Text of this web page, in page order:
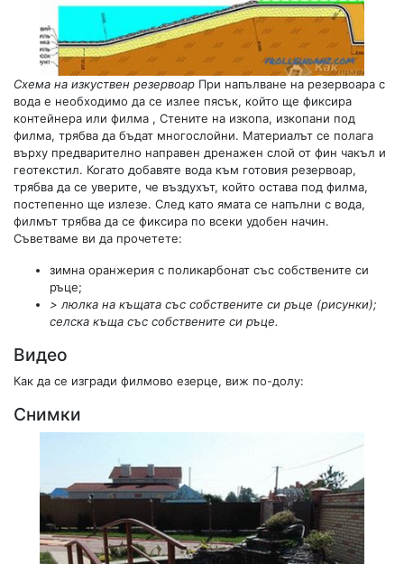
Схема на изкуствен резервоар При напълване на резервоара с
вода е необходимо да се излее пясък, който ще фиксира
контейнера или филма , Стените на изкопа, изкопани под
филма, трябва да бъдат многослойни. Материалът се полага
върху предварително направен дренажен слой от фин чакъл и
геотекстил. Когато добавяте вода към готовия резервоар,
трябва да се уверите, че въздухът, който остава под филма,
постепенно ще излезе. След като ямата се напълни с вода,
филмът трябва да се фиксира по всеки удобен начин.
Съветваме ви да прочетете:
зимна оранжерия с поликарбонат със собствените си
ръце;
> люлка на къщата със собствените си ръце (рисунки);
селска къща със собствените си ръце.
Видео
Как да се изгради филмово езерце, виж по-долу:
Снимки